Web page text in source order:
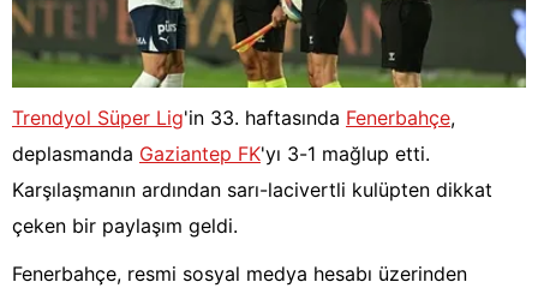
Trendyol Süper Lig'in 33. haftasında Fenerbahçe,
deplasmanda Gaziantep FK'yı 3-1 mağlup etti.
Karşılaşmanın ardından sarı-lacivertli kulüpten dikkat
çeken bir paylaşım geldi.
Fenerbahçe, resmi sosyal medya hesabı üzerinden